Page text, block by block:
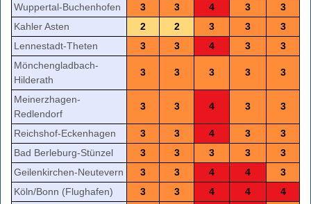
Wuppertal-Buchenhofen
3 3 4 3
3
Kahler Asten
2 2 3 3
3
Lennestadt-Theten
3 3 4 3
3
Mönchengladbach-
Hilderath
3 3 3 3 3
Meinerzhagen-
Redlendorf
3 3 4 3 3
Reichshof-Eckenhagen 3 3 4 3
3
Bad Berleburg-Stünzel
3 3 3 3
3
Geilenkirchen-Neutevern
3 3 4 4
3
Köln/Bonn (Flughafen)
3 3 4 4
4